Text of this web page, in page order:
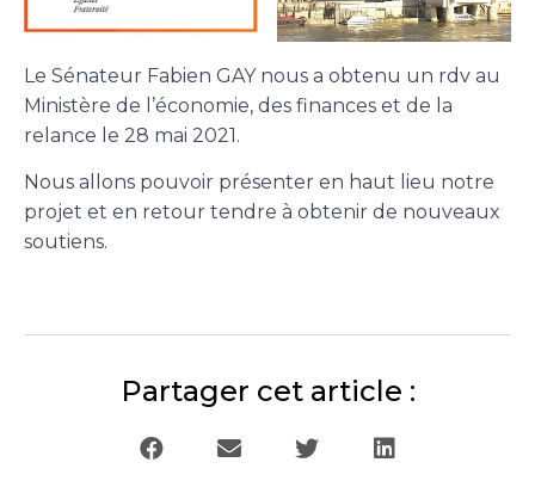
Le Sénateur Fabien GAY nous a obtenu un rdv au
Ministère de l’économie, des finances et de la
relance le 28 mai 2021.
Nous allons pouvoir présenter en haut lieu notre
projet et en retour tendre à obtenir de nouveaux
soutiens.
Partager cet article :